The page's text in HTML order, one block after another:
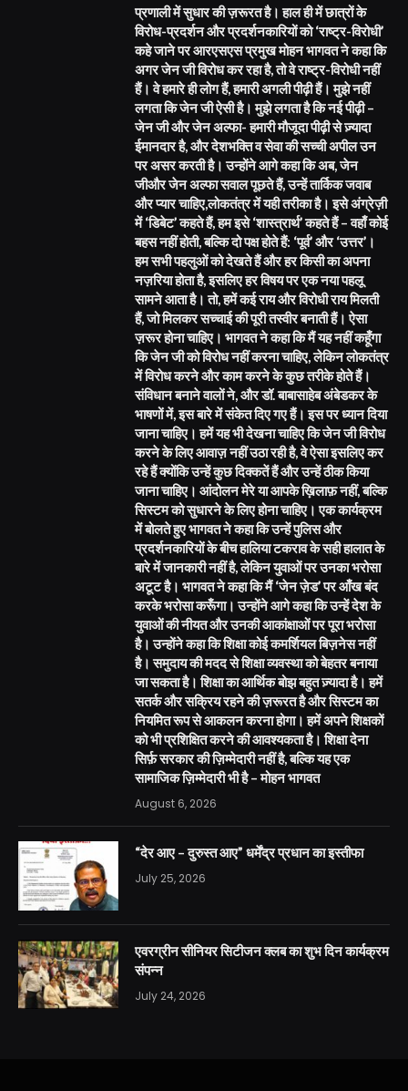
प्रणाली में सुधार की ज़रूरत है। हाल ही में छात्रों के
विरोध-प्रदर्शन और प्रदर्शनकारियों को ‘राष्ट्र-विरोधी’
कहे जाने पर आरएसएस प्रमुख मोहन भागवत ने कहा कि
अगर जेन जी विरोध कर रहा है, तो वे राष्ट्र-विरोधी नहीं
हैं। वे हमारे ही लोग हैं, हमारी अगली पीढ़ी हैं। मुझे नहीं
लगता कि जेन जी ऐसी है। मुझे लगता है कि नई पीढ़ी –
जेन जी और जेन अल्फा- हमारी मौजूदा पीढ़ी से ज़्यादा
ईमानदार है, और देशभक्ति व सेवा की सच्ची अपील उन
पर असर करती है। उन्होंने आगे कहा कि अब, जेन
जीऔर जेन अल्फा सवाल पूछते हैं, उन्हें तार्किक जवाब
और प्यार चाहिए,लोकतंत्र में यही तरीका है। इसे अंग्रेज़ी
में ‘डिबेट’ कहते हैं, हम इसे ‘शास्त्रार्थ’ कहते हैं – वहाँ कोई
बहस नहीं होती, बल्कि दो पक्ष होते हैं: ‘पूर्व’ और ‘उत्तर’।
हम सभी पहलुओं को देखते हैं और हर किसी का अपना
नज़रिया होता है, इसलिए हर विषय पर एक नया पहलू
सामने आता है। तो, हमें कई राय और विरोधी राय मिलती
हैं, जो मिलकर सच्चाई की पूरी तस्वीर बनाती हैं। ऐसा
ज़रूर होना चाहिए। भागवत ने कहा कि मैं यह नहीं कहूँगा
कि जेन जी को विरोध नहीं करना चाहिए, लेकिन लोकतंत्र
में विरोध करने और काम करने के कुछ तरीके होते हैं।
संविधान बनाने वालों ने, और डॉ. बाबासाहेब अंबेडकर के
भाषणों में, इस बारे में संकेत दिए गए हैं। इस पर ध्यान दिया
जाना चाहिए। हमें यह भी देखना चाहिए कि जेन जी विरोध
करने के लिए आवाज़ नहीं उठा रही है, वे ऐसा इसलिए कर
रहे हैं क्योंकि उन्हें कुछ दिक्कतें हैं और उन्हें ठीक किया
जाना चाहिए। आंदोलन मेरे या आपके ख़िलाफ़ नहीं, बल्कि
सिस्टम को सुधारने के लिए होना चाहिए। एक कार्यक्रम
में बोलते हुए भागवत ने कहा कि उन्हें पुलिस और
प्रदर्शनकारियों के बीच हालिया टकराव के सही हालात के
बारे में जानकारी नहीं है, लेकिन युवाओं पर उनका भरोसा
अटूट है। भागवत ने कहा कि मैं ‘जेन ज़ेड’ पर आँख बंद
करके भरोसा करूँगा। उन्होंने आगे कहा कि उन्हें देश के
युवाओं की नीयत और उनकी आकांक्षाओं पर पूरा भरोसा
है। उन्होंने कहा कि शिक्षा कोई कमर्शियल बिज़नेस नहीं
है। समुदाय की मदद से शिक्षा व्यवस्था को बेहतर बनाया
जा सकता है। शिक्षा का आर्थिक बोझ बहुत ज़्यादा है। हमें
सतर्क और सक्रिय रहने की ज़रूरत है और सिस्टम का
नियमित रूप से आकलन करना होगा। हमें अपने शिक्षकों
को भी प्रशिक्षित करने की आवश्यकता है। शिक्षा देना
सिर्फ़ सरकार की ज़िम्मेदारी नहीं है, बल्कि यह एक
सामाजिक ज़िम्मेदारी भी है – मोहन भागवत
August 6, 2026
“देर आए – दुरुस्त आए” धर्मेंद्र प्रधान का इस्तीफा
July 25, 2026
एवरग्रीन सीनियर सिटीजन क्लब का शुभ दिन कार्यक्रम
संपन्न
July 24, 2026